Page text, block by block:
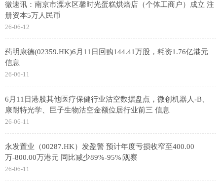
微速讯：南京市溧水区馨时光蛋糕烘焙店（个体工商户）成立 注
册资本5万人民币
26-06-12
药明康德(02359.HK)6月11日回购144.41万股，耗资1.76亿港元
信息
26-06-11
6月11日港股其他医疗保健行业沽空数据盘点，微创机器人-B、
康耐特光学、巨子生物沽空金额位居行业前三 信息
26-06-11
永发置业（00287.HK）发盈警 预计年度亏损收窄至400.00
万-800.00万港元 同比减少89%-95%|观察
26-06-11